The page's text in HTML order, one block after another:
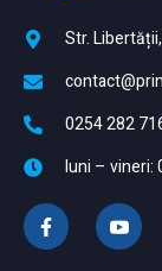
Str.
0254 282
luni – vineri: